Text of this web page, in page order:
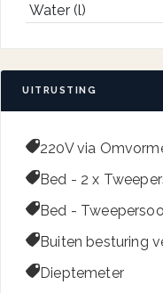
Water (l)
UITRUSTING
220V via
Bed - 2 x
Bed -
Buiten besturing
Dieptemeter